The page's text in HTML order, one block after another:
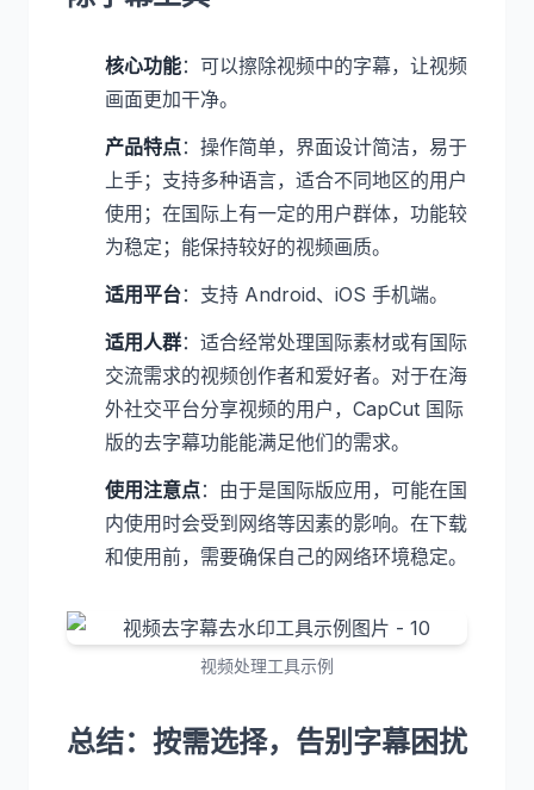
核心功能：可以擦除视频中的字幕，让视频
画面更加干净。
产品特点：操作简单，界面设计简洁，易于
上手；支持多种语言，适合不同地区的用户
使用；在国际上有一定的用户群体，功能较
为稳定；能保持较好的视频画质。
适用平台：支持 Android、iOS 手机端。
适用人群：适合经常处理国际素材或有国际
交流需求的视频创作者和爱好者。对于在海
外社交平台分享视频的用户，CapCut 国际
版的去字幕功能能满足他们的需求。
使用注意点：由于是国际版应用，可能在国
内使用时会受到网络等因素的影响。在下载
和使用前，需要确保自己的网络环境稳定。
视频处理工具示例
总结：按需选择，告别字幕困扰